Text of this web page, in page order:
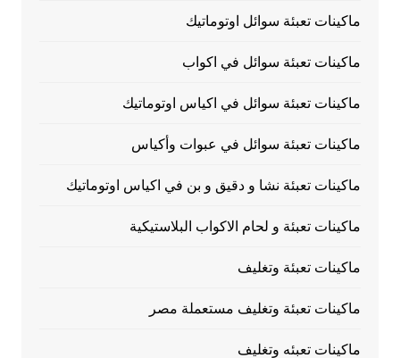
ماكينات تعبئة سوائل اوتوماتيك
ماكينات تعبئة سوائل في اكواب
ماكينات تعبئة سوائل في اكياس اوتوماتيك
ماكينات تعبئة سوائل في عبوات وأكياس
ماكينات تعبئة نشا و دقيق و بن في اكياس اوتوماتيك
ماكينات تعبئة و لحام الاكواب البلاستيكية
ماكينات تعبئة وتغليف
ماكينات تعبئة وتغليف مستعملة مصر
ماكينات تعبئه وتغليف